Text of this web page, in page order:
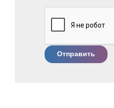
Отправить